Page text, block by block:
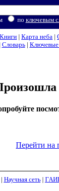
по ключевым
Книги | Карта неба |
Словарь| Ключевые
Перейти на
Научная сеть|